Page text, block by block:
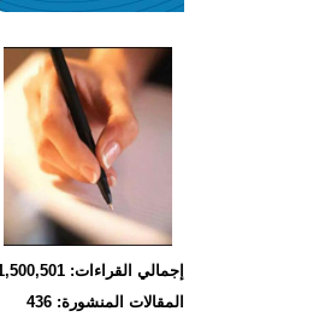
إجمالي القراءات: 1,500,501
المقالات المنشورة: 436